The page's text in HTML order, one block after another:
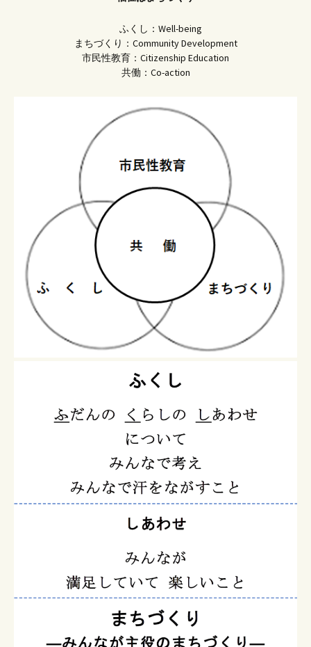
ふくし：Well-being
まちづくり：Community Development
市民性教育：Citizenship Education
共働：Co-action